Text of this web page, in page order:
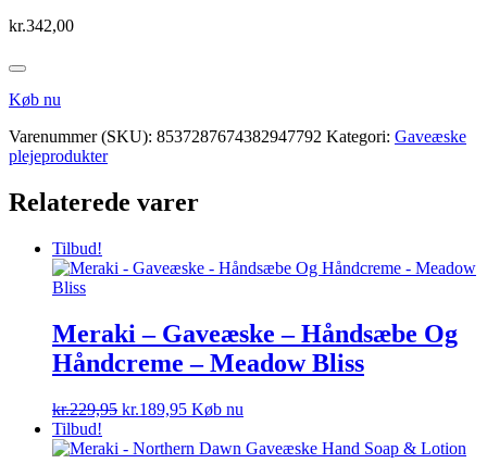
kr.342,00
Køb nu
Varenummer (SKU): 8537287674382947792 Kategori: Gaveæske
plejeprodukter
Relaterede varer
Tilbud!
Meraki – Gaveæske – Håndsæbe Og
Håndcreme – Meadow Bliss
kr.229,95 Den
pris
kr.189,95Den
pris
Køb nu
Tilbud!